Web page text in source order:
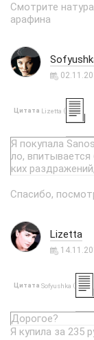
Смотрите
арафина
Цитата Lizetta (
Я покупала
ло,
ких
Спасибо,
Lizetta
Цитата Sofyushka (
Дорогое?
Я купила за 235